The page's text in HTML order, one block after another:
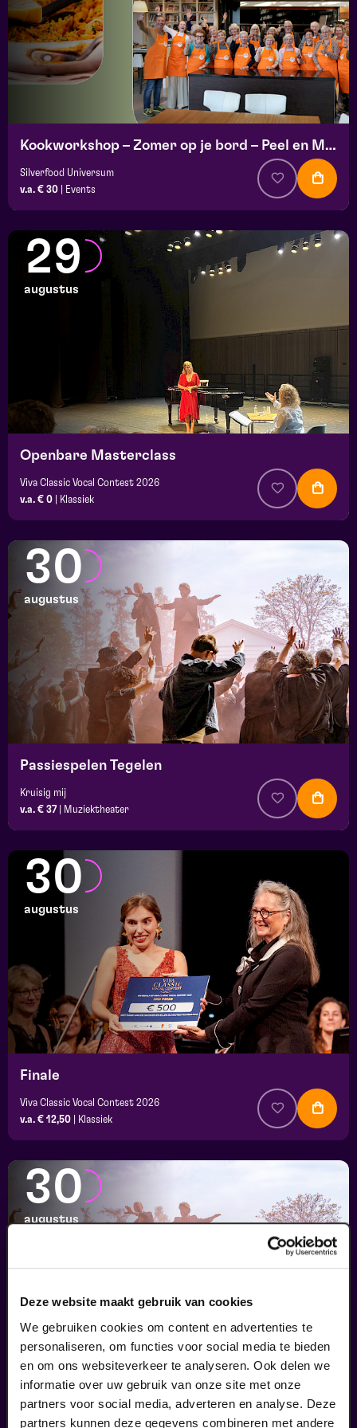
Deze website maakt gebruik van cookies
We gebruiken cookies om content en advertenties te
personaliseren, om functies voor social media te bieden
en om ons websiteverkeer te analyseren. Ook delen we
informatie over uw gebruik van onze site met onze
partners voor social media, adverteren en analyse. Deze
partners kunnen deze gegevens combineren met andere
Kookworkshop – Zomer op je bord – Peel en Maas
Silverfood Universum
v.a. € 30
Events
29
augustus
Openbare Masterclass
Viva Classic Vocal Contest 2026
v.a. € 0
Klassiek
30
augustus
Passiespelen Tegelen
Kruisig mij
v.a. € 37
Muziektheater
30
augustus
Finale
Viva Classic Vocal Contest 2026
v.a. € 12,50
Klassiek
30
augustus
Passiespelen Tegelen
Kruisig mij